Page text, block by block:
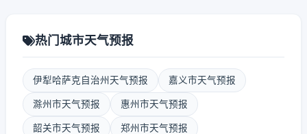
热门城市天气预报
伊犁哈萨克自治州天气预报 嘉义市天气预报
滁州市天气预报 惠州市天气预报
韶关市天气预报 郑州市天气预报